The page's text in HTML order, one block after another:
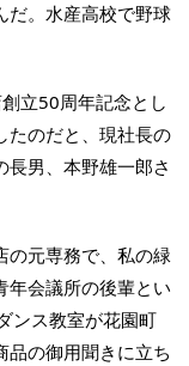
だ。水産高校で野球
立50周年記念とし
たのだと、現社長の
男、本野雄一郎さ
の元専務で、私の緑
年会議所の後輩とい
ンス教室が花園町
品の御用聞きに立ち